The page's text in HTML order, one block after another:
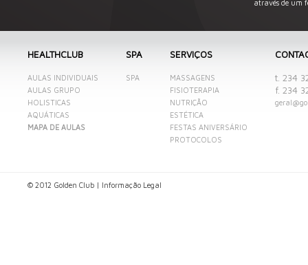
através de um
HEALTHCLUB
AULAS INDIVIDUAIS
AULAS GRUPO
HOLISTICAS
AQUÁTICAS
MAPA DE AULAS
SPA
SPA
SERVIÇOS
MASSAGENS
FISIOTERAPIA
NUTRIÇÃO
ESTÉTICA
FESTAS ANIVERSÁRIO
PROTOCOLOS
t. 234
f. 234
© 2012 Golden Club | Informação Legal